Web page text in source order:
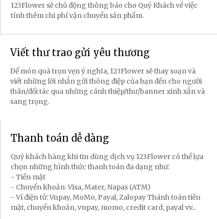
123Flower sẽ chủ động thông báo cho Quý Khách về việc
tính thêm chi phí vận chuyển sản phẩm.
Viết thư trao gửi yêu thương
Để món quà trọn vẹn ý nghĩa, 123Flower sẽ thay soạn và
viết những lời nhắn gửi thông điệp của bạn đến cho người
thân/đối tác qua những cánh thiệp/thư/banner xinh xắn và
sang trọng.
Thanh toán dễ dàng
Quý khách hàng khi tin dùng dịch vụ 123Flower có thể lựa
chọn những hình thức thanh toán đa dạng như:
- Tiền mặt
- Chuyển khoản: Visa, Mater, Napas (ATM)
- Ví điện tử: Vnpay, MoMo, Payal, Zalopay Thánh toán tiền
mặt, chuyển khoản, vnpay, momo, credit card, payal v.v...